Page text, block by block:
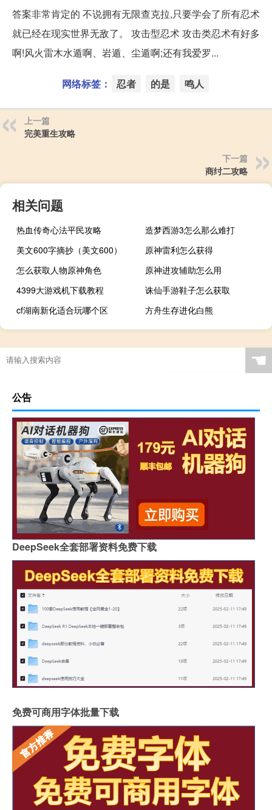
答案非常肯定的 不说拥有无限查克拉,只要学会了所有忍术
就已经在现实世界无敌了。 攻击型忍术 攻击类忍术有好多
啊!风火雷木水遁啊、岩遁、尘遁啊;还有我爱罗...
网络标签： 忍者 的是 鸣人
上一篇
完美重生攻略
下一篇
商纣二攻略
相关问题
热血传奇心法平民攻略
造梦西游3怎么那么难打
美文600字摘抄（美文600）
原神雷利怎么获得
怎么获取人物原神角色
原神进攻辅助怎么用
4399大游戏机下载教程
诛仙手游鞋子怎么获取
cf湖南新化适合玩哪个区
方舟生存进化白熊
☚
公告
DeepSeek全套部署资料免费下载
免费可商用字体批量下载